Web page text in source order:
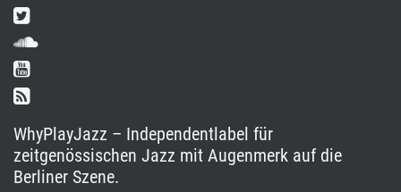
WhyPlayJazz – Independentlabel für
zeitgenössischen Jazz mit Augenmerk auf die
Berliner Szene.